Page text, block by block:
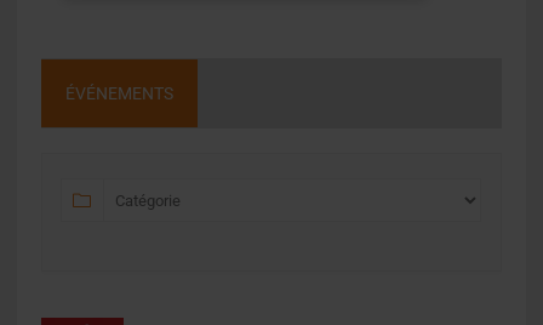
ÉVÉNEMENTS